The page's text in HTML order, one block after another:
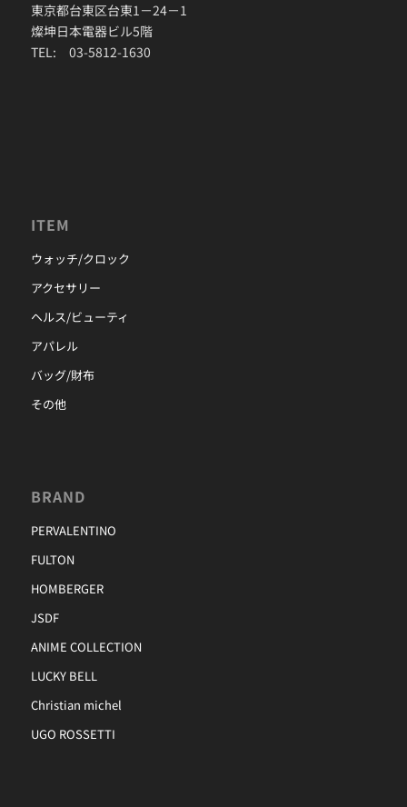
東京都台東区台東1－24－1
燦坤日本電器ビル5階
TEL: 03-5812-1630
ITEM
ウォッチ/クロック
アクセサリー
ヘルス/ビューティ
アパレル
バッグ/財布
その他
BRAND
PERVALENTINO
FULTON
HOMBERGER
JSDF
ANIME COLLECTION
LUCKY BELL
Christian michel
UGO ROSSETTI